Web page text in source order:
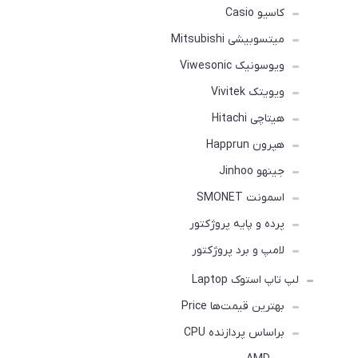
کاسیو Casio
میتسوبیشی Mitsubishi
ویوسونیک Viwesonic
ویویتک Vivitek
هیتاچی Hitachi
هپرون Happrun
جینهو Jinhoo
اسمونت SMONET
پرده و پایه پروژکتور
لامپ و برد پروژکتور
لپ تاپ استوک Laptop
بهترین قیمت‌ها Price
براساس پردازنده CPU